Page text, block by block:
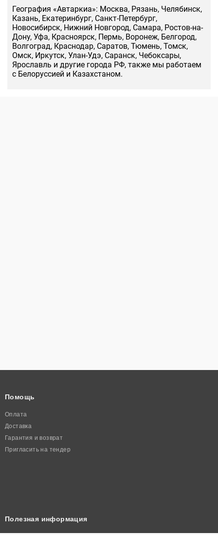
География «Автаркиа»: Москва, Рязань, Челябинск,
Казань, Екатеринбург, Санкт-Петербург,
Новосибирск, Нижний Новгород, Самара, Ростов-на-
Дону, Уфа, Красноярск, Пермь, Воронеж, Белгород,
Волгоград, Краснодар, Саратов, Тюмень, Томск,
Омск, Иркутск, Улан-Удэ, Саранск, Чебоксары,
Ярославль и другие города РФ, также мы работаем
с Белоруссией и Казахстаном.
Помощь
Оплата
Доставка
Гарантия и возврат
Пригласить на тендер
Полезная информация